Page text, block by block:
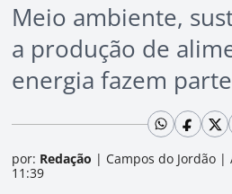
Meio ambiente,
a produção de
energia fazem
por: Redação | Campos do Jordão |
11:39